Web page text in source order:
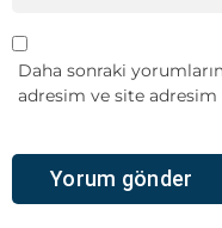
Daha sonraki
adresim ve site adresim